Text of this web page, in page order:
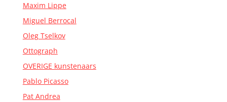
Maxim Lippe
Miguel Berrocal
Oleg Tselkov
Ottograph
OVERIGE kunstenaars
Pablo Picasso
Pat Andrea